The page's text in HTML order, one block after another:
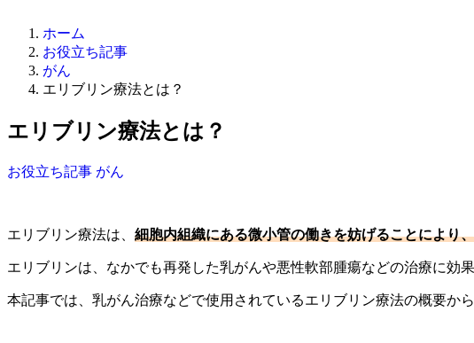
ホーム
お役立ち記事
がん
エリブリン療法とは？
エリブリン療法とは？
お役立ち記事 がん
エリブリン療法は、 細胞内組織にある微小管の働きを妨げることにより
エリブリンは、なかでも再発した乳がんや悪性軟部腫瘍などの治療に効
本記事では、乳がん治療などで使用されているエリブリン療法の概要か